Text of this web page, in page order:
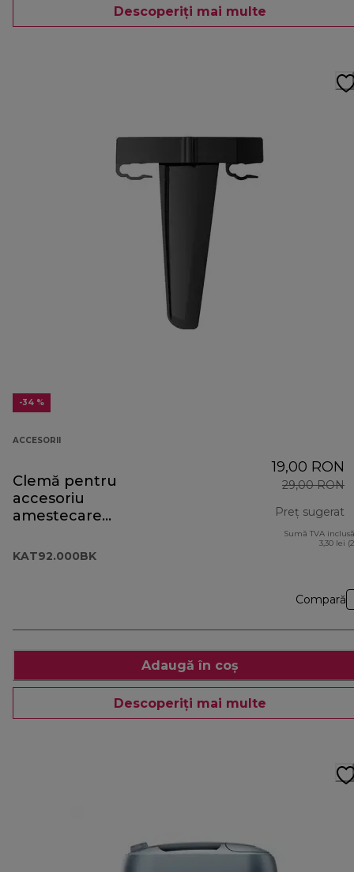
Descoperiți mai multe
-34 %
ACCESORII
Clemă pentru
accesoriu
amestecare
Chef KAT92.000BK
KAT92.000BK
19,00 RON
29,00 RON
Preț sugerat
Sumă TVA
3,30 lei
Compară
Adaugă în coș
Descoperiți mai multe